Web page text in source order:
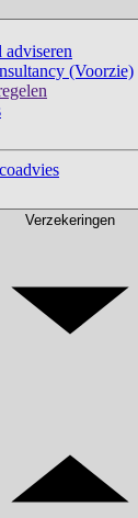
adviseren
(Voorzie)
Verzekeringen